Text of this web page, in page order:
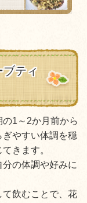
ティ
1～2か月前から
やすい体調を穏
きます。
の体調や好みに
飲むことで、花